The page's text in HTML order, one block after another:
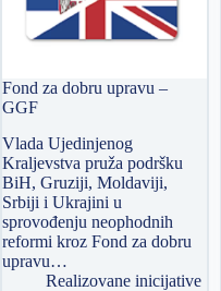
Fond za dobru upravu –
GGF
Vlada Ujedinjenog
Kraljevstva pruža podršku
BiH, Gruziji, Moldaviji,
Srbiji i Ukrajini u
sprovođenju neophodnih
reformi kroz Fond za dobru
upravu…
Realizovane inicijative